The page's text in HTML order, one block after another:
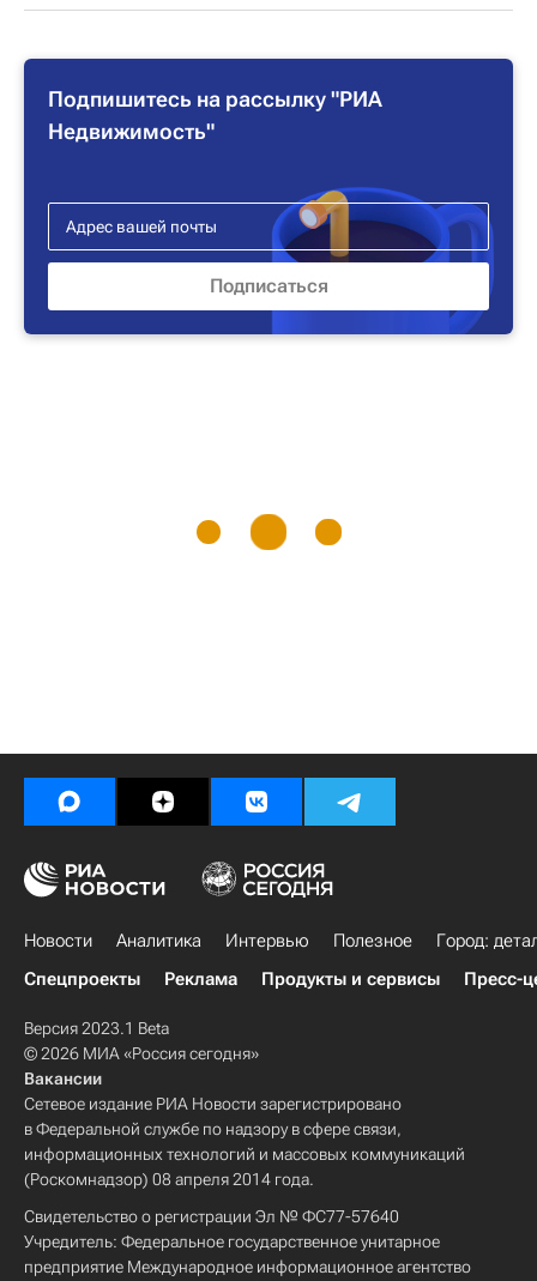
Подпишитесь на рассылку "РИА
Недвижимость"
Новости Аналитика Интервью Полезное
Город:
Спецпроекты
Реклама Продукты и сервисы Пресс-
Версия 2023.1 Beta
© 2026 МИА «Россия сегодня»
Вакансии
Сетевое издание РИА Новости зарегистрировано
в Федеральной службе по надзору в сфере связи,
информационных технологий и массовых коммуникаций
(Роскомнадзор) 08 апреля 2014 года.
Свидетельство о регистрации Эл № ФС77-57640
Учредитель: Федеральное государственное унитарное
предприятие Международное информационное агентство